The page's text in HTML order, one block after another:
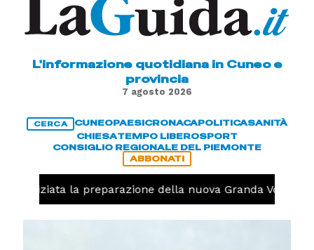
L'informazione quotidiana in Cuneo e
provincia
7 agosto 2026
CERCA CUNEOPAESICRONACAPOLITICASANITÀ
CHIESATEMPO LIBEROSPORT
CONSIGLIO REGIONALE DEL PIEMONTE
ABBONATI
iniziata la preparazione della nuova Granda Volley